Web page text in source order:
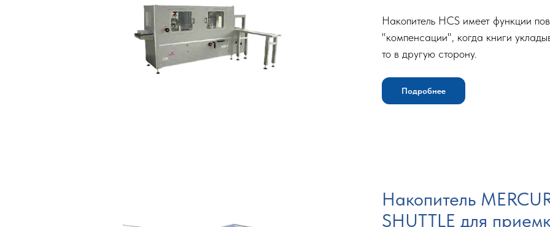
Накопитель HCS имеет функции
"компенсации", когда книги
то в другую сторону.
Подробнее
Накопитель
SHUTTLE для